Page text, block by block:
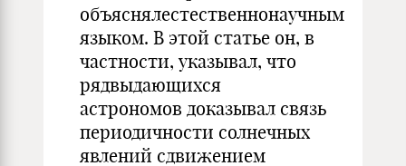
объяснялестественнонаучным
языком. В этой статье он, в
частности, указывал, что
рядвыдающихся
астрономов доказывал связь
периодичности солнечных
явлений сдвижением